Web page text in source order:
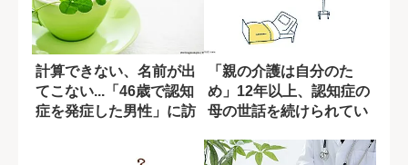
計算できない、名前が出
てこない...「46歳で認知
症を発症した男性」に訪
「親の介護は自分のた
め」12年以上、認知症の
母の世話を続けられてい